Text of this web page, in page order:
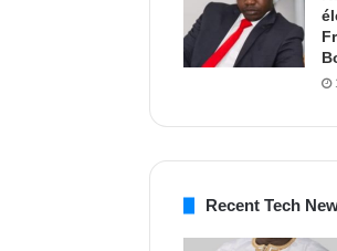
Recent Tech